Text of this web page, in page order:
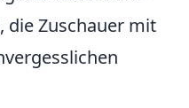
die Zuschauer mit